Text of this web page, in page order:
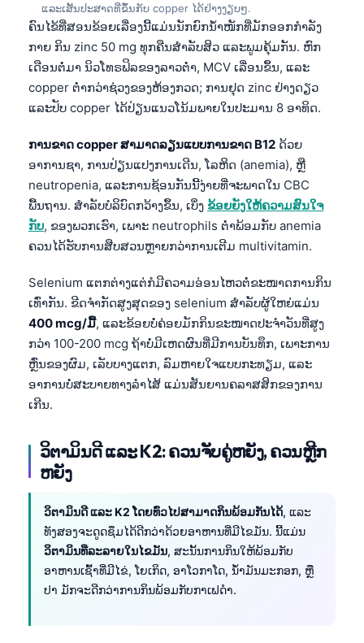
ແລະເສັ້ນປະສາດທີ່ຂຶ້ນກັບ copper ໄດ້ຢ່າງງຽບໆ.
ຄົນໄຂ້ທີ່ສອນຂ້ອຍເລື່ອງນີ້ແມ່ນນັກຍົກນ້ຳໜັກທີ່ມັກອອກກຳລັງ
ກາຍ ກິນ zinc 50 mg ທຸກຄືນສຳລັບສິວ ແລະພູມຄຸ້ມກັນ. ຫົກ
ເດືອນຕໍ່ມາ ນິວໂທຣຟິລຂອງລາວຕ່ຳ, MCV ເລື່ອນຂຶ້ນ, ແລະ
copper ຕ່ຳກວ່າຊ່ວງຂອງຫ້ອງກວດ; ການຢຸດ zinc ຢ່າງດຽວ
ແລະປັບ copper ໄດ້ປ່ຽນແນວໂນ້ມພາຍໃນປະມານ 8 ອາທິດ.
ການຂາດ copper ສາມາດລຽນແບບການຂາດ B12 ດ້ວຍ
ອາການຊາ, ການປ່ຽນແປງການເດີນ, ໂລຫິດ (anemia), ຫຼື
neutropenia, ແລະການຊ້ອນກັນນີ້ງ່າຍທີ່ຈະພາດໃນ CBC
ພື້ນຖານ. ສຳລັບບໍລິບົດກວ້າງຂຶ້ນ, ເບິ່ງ ຂ້ອຍຍັງໃຫ້ຄວາມສົນໃຈ
ກັບ, ຂອງພວກເຮົາ, ເພາະ neutrophils ຕ່ຳພ້ອມກັບ anemia
ຄວນໄດ້ຮັບການສືບສວນຫຼາຍກວ່າການເຕີມ multivitamin.
Selenium ແຕກຕ່າງແຕ່ກໍມີຄວາມອ່ອນໄຫວຕໍ່ຂະໜາດການກິນ
ເທົ່າກັນ. ຂີດຈຳກັດສູງສຸດຂອງ selenium ສຳລັບຜູ້ໃຫຍ່ແມ່ນ
400 mcg/ມື້, ແລະຂ້ອຍບໍ່ຄ່ອຍມັກກິນຂະໜາດປະຈຳວັນທີ່ສູງ
ກວ່າ 100-200 mcg ຖ້າບໍ່ມີເຫດຜົນທີ່ມີການບັນທຶກ, ເພາະການ
ຫຼົ່ນຂອງຜົມ, ເລັບບາງແຕກ, ລົມຫາຍໃຈແບບກະທຽມ, ແລະ
ອາການບໍ່ສະບາຍທາງລຳໄສ້ ແມ່ນສັນຍານຄລາສສິກຂອງການ
ເກີນ.
ວິຕາມິນດີ ແລະ K2: ຄວນຈັບຄູ່ຫຍັງ, ຄວນຫຼີກ
ຫຍັງ
ວິຕາມິນດີ ແລະ K2 ໂດຍທົ່ວໄປສາມາດກິນພ້ອມກັນໄດ້, ແລະ
ທັງສອງຈະດູດຊຶມໄດ້ດີກວ່າດ້ວຍອາຫານທີ່ມີໄຂມັນ. ນີ້ແມ່ນ
ວິຕາມິນທີ່ລະລາຍໃນໄຂມັນ, ສະນັ້ນການກິນໃຫ້ພ້ອມກັບ
ອາຫານເຊົ້າທີ່ມີໄຂ່, ໂຍເກິດ, ອາໂວກາໂດ, ນ້ຳມັນມະກອກ, ຫຼື
ປາ ມັກຈະດີກວ່າການກິນພ້ອມກັບກາເຟດຳ.